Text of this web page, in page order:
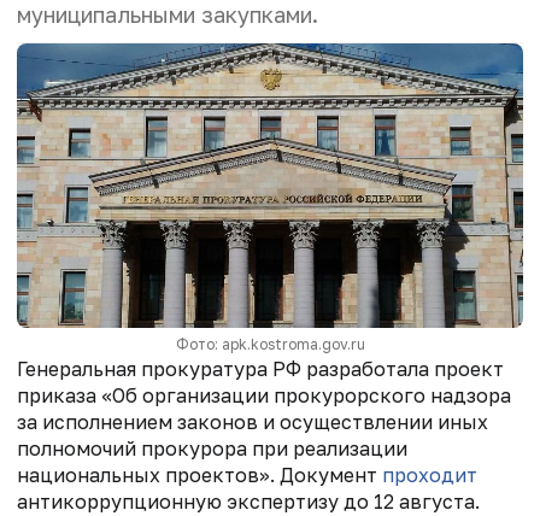
муниципальными закупками.
Фото: apk.kostroma.gov.ru
Генеральная прокуратура РФ разработала проект
приказа «Об организации прокурорского надзора
за исполнением законов и осуществлении иных
полномочий прокурора при реализации
национальных проектов». Документ проходит
антикоррупционную экспертизу до 12 августа.